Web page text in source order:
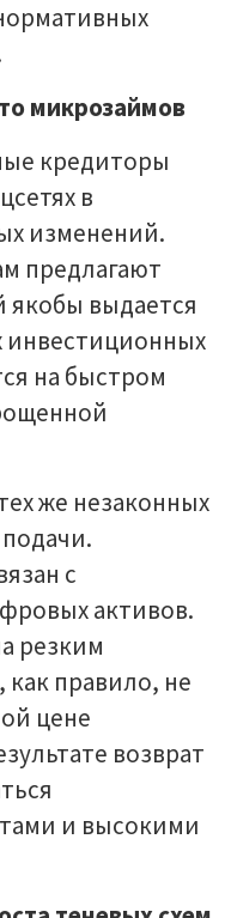
микрозаймов
кредиторы
в
изменений.
предлагают
выдается
инвестиционных
на быстром
же незаконных
с
активов.
резким
правило, не
цене
возврат
и высокими